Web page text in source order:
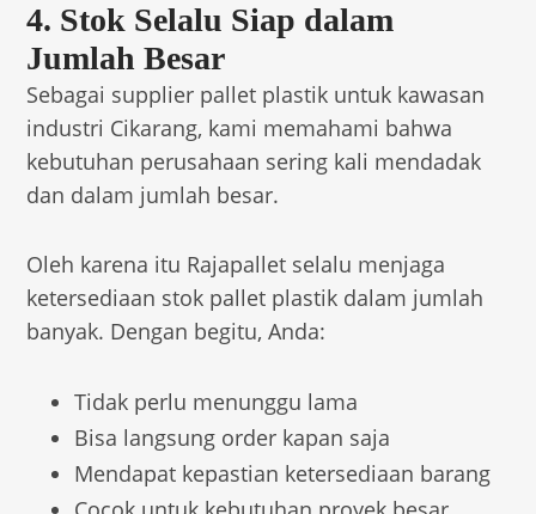
4. Stok Selalu Siap dalam
Jumlah Besar
Sebagai supplier pallet plastik untuk kawasan
industri Cikarang, kami memahami bahwa
kebutuhan perusahaan sering kali mendadak
dan dalam jumlah besar.
Oleh karena itu Rajapallet selalu menjaga
ketersediaan stok pallet plastik dalam jumlah
banyak. Dengan begitu, Anda:
Tidak perlu menunggu lama
Bisa langsung order kapan saja
Mendapat kepastian ketersediaan barang